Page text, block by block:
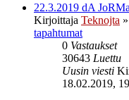
22.3.2019 dA
Kirjoittaja Teknojta »
tapahtumat
0 Vastaukset
30643 Luettu
Uusin viesti
18.02.2019,